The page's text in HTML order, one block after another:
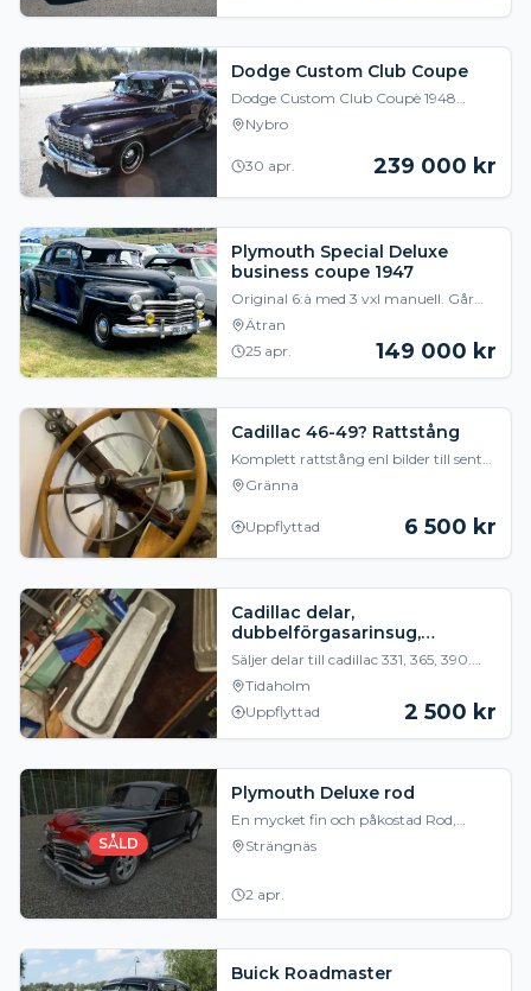
Dodge Custom Club Coupe
Dodge Custom Club Coupè 1948
årsmodell med sidventils sexa och
Fluid-Drive ( Halvautomat ) som går
väldigt fint och är m
Nybro
30 apr. 239 000 kr
Plymouth Special Deluxe
business coupe 1947
Original 6:à med 3 vxl manuell. Går
bra, bra bruksskick. Omklädd
inredning. Konverterad till 12 volt, alla
instrument fu
Ätran
25 apr.
149 000 kr
Cadillac 46-49? Rattstång
Komplett rattstång enl bilder till sent
40tal Cadillac.. ratten behöver
renoveras. Ratt, rattstång, styrsnäcka.
Gränna
Uppflyttad 6 500 kr
Cadillac delar,
dubbelförgasarinsug,
alukåpor mm
Säljer delar till cadillac 331, 365, 390.
Passar 49-62. Original
dubbelförgasarinsug 2500kr/st
Hemmagjorda grenrör 1000
Tidaholm
Uppflyttad
2 500 kr
SÅLD
Plymouth Deluxe rod
En mycket fin och påkostad Rod,
Plymouth Business Coupe -49, V8 Aut
350/350 samt en 10-bults diffad axel,
Strängnäs
2 apr.
Buick Roadmaster